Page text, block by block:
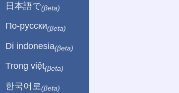
日本語で(βeta)
По-русски(βeta)
Di indonesia(βeta)
Trong việt(βeta)
한국어로 (βeta)